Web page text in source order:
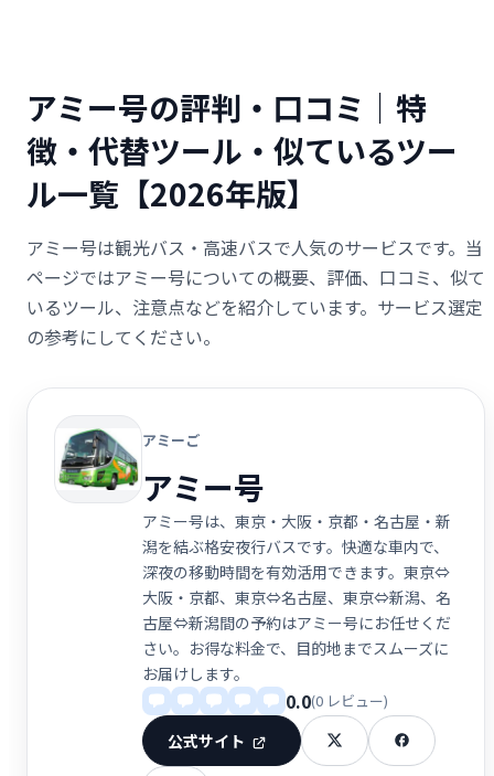
アミー号の評判・口コミ｜特
徴・代替ツール・似ているツー
ル一覧【2026年版】
アミー号は観光バス・高速バスで人気のサービスです。当
ページではアミー号についての概要、評価、口コミ、似て
いるツール、注意点などを紹介しています。サービス選定
の参考にしてください。
アミーご
アミー号
アミー号は、東京・大阪・京都・名古屋・新
潟を結ぶ格安夜行バスです。快適な車内で、
深夜の移動時間を有効活用できます。東京⇔
大阪・京都、東京⇔名古屋、東京⇔新潟、名
古屋⇔新潟間の予約はアミー号にお任せくだ
さい。お得な料金で、目的地までスムーズに
お届けします。
0.0(0 レビュー)
公式サイト